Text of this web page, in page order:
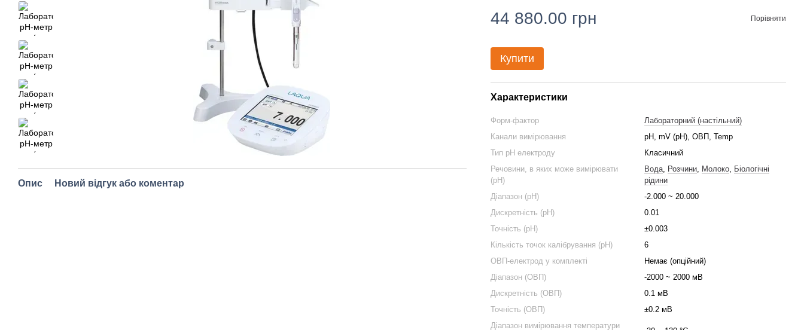
Опис Новий відгук або коментар
44 880.00 грн Порівняти
Купити
Характеристики
Форм-фактор
Лабораторний (настільний)
Канали вимірювання
pH, mV (pH), ОВП, Temp
Тип pH електроду
Класичний
Речовини, в яких може вимірювати
(pH)
Вода, Розчини, Молоко, Біологічні
рідини
Діапазон (pH)
-2.000 ~ 20.000
Дискретність (pH)
0.01
Точність (pH)
±0.003
Кількість точок калібрування (pH)
6
ОВП-електрод у комплекті
Немає (опційний)
Діапазон (ОВП)
-2000 ~ 2000 мВ
Дискретність (ОВП)
0.1 мВ
Точність (ОВП)
±0.2 мВ
Діапазон вимірювання температури